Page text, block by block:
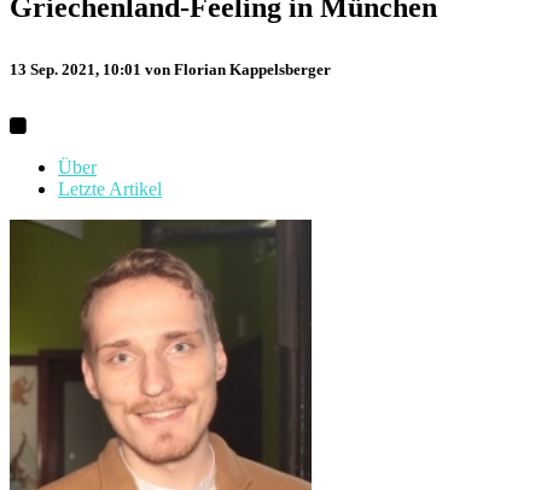
Griechenland-Feeling in München
13 Sep. 2021, 10:01 von Florian Kappelsberger
Über
Letzte Artikel